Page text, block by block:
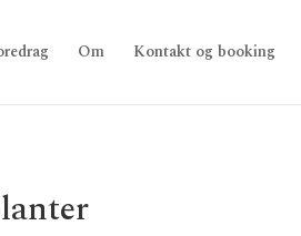
Om Kontakt og booking